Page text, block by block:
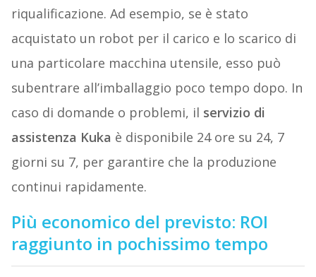
riqualificazione. Ad esempio, se è stato
acquistato un robot per il carico e lo scarico di
una particolare macchina utensile, esso può
subentrare all’imballaggio poco tempo dopo. In
caso di domande o problemi, il servizio di
assistenza Kuka è disponibile 24 ore su 24, 7
giorni su 7, per garantire che la produzione
continui rapidamente.
Più economico del previsto: ROI
raggiunto in pochissimo tempo